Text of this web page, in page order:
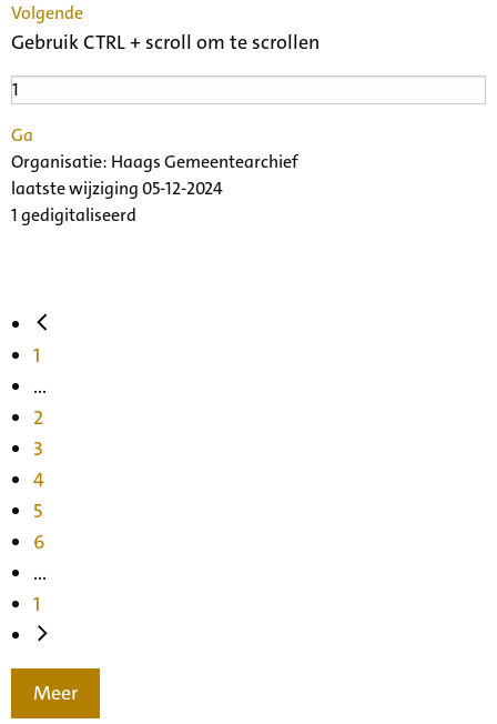
Volgende
Gebruik CTRL + scroll om te scrollen
Ga
Organisatie: Haags Gemeentearchief
laatste wijziging 05-12-2024
1 gedigitaliseerd
1
...
2
3
4
5
6
...
1
Meer